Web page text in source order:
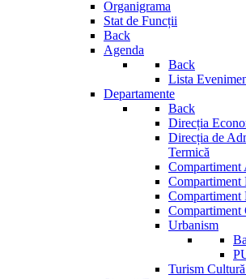
Organigrama
Stat de Funcții
Back
Agenda
Back
Lista
Departamente
Back
Direcția
Direcția de
Termică
Compartiment
Compartiment
Compartiment
Compartiment
Urbanism
Turism